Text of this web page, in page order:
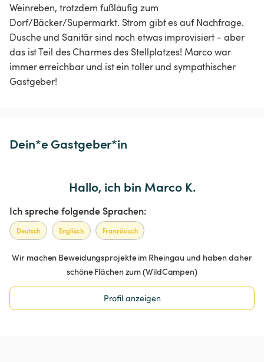
Weinreben, trotzdem fußläufig zum
Dorf/Bäcker/Supermarkt. Strom gibt es auf Nachfrage.
Dusche und Sanitär sind noch etwas improvisiert - aber
das ist Teil des Charmes des Stellplatzes! Marco war
immer erreichbar und ist ein toller und sympathischer
Gastgeber!
Dein*e Gastgeber*in
Hallo, ich bin Marco K.
Ich spreche folgende Sprachen:
Deutsch Englisch Französisch
Wir machen Beweidungsprojekte im Rheingau und haben daher
schöne Flächen zum (WildCampen)
Profil anzeigen